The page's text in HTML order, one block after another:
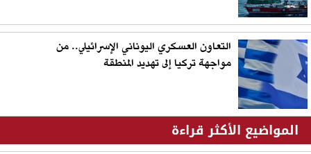
التعاون العسكري اليوناني الإسرائيلي.. من
مواجهة تركيا إلى تهديد المنطقة
المواضيع الأكثر قراءة